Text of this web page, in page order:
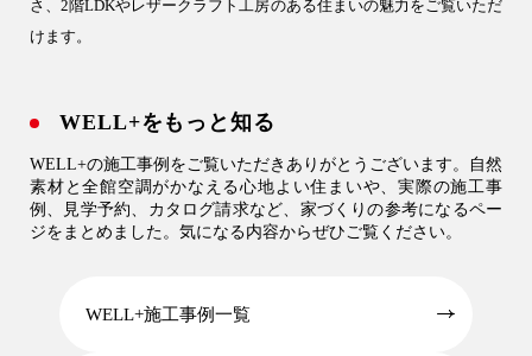
さ、2階LDKやレザークラフト工房のある住まいの魅力をご覧いただ
けます。
WELL+をもっと知る
WELL+の施工事例をご覧いただきありがとうございます。自然
素材と全館空調がかなえる心地よい住まいや、実際の施工事
例、見学予約、カタログ請求など、家づくりの参考になるペー
ジをまとめました。気になる内容からぜひご覧ください。
WELL+施工事例一覧